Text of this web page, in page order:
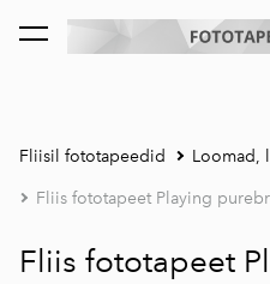
lisati ostukorvi. Vaata
Fliisil fototapeedid Loomad,
Fliis fototapeet Playing
Fliis fototapeet